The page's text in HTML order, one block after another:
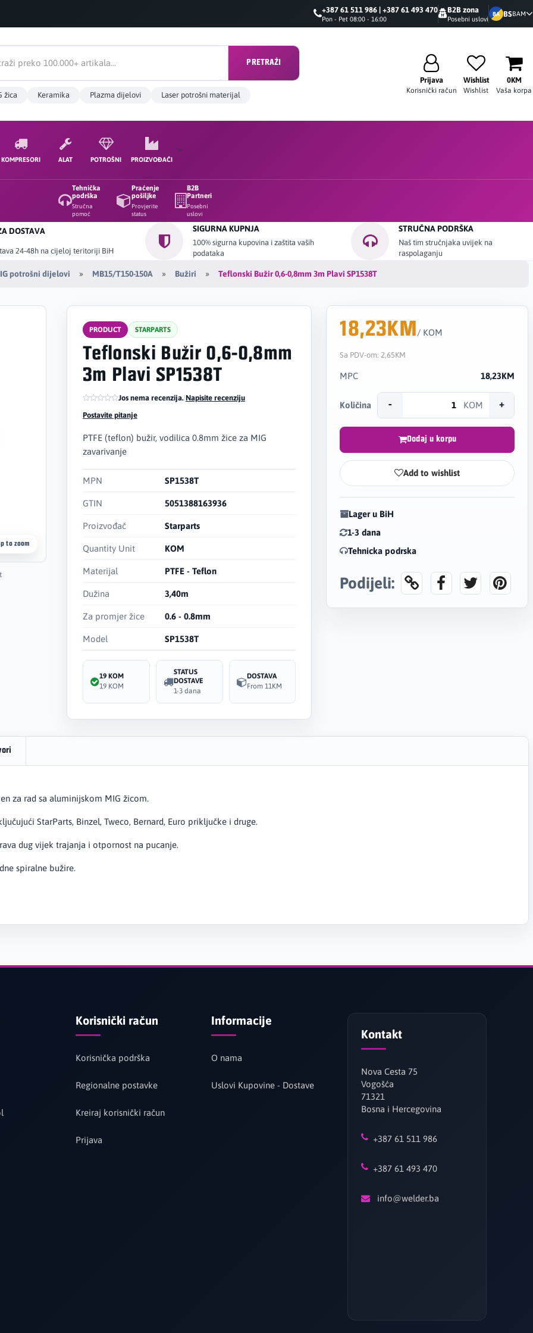
+387 61 511 986 | +387 61 493 470
Pon - Pet 08:00 - 16:00
B2B zona
Posebni uslovi
BA BSBAM
PRETRAŽI
žica Keramika Plazma dijelovi Laser potrošni materijal
Prijava
Korisnički račun
Wishlist
Wishlist
0KM
Vaša korpa
KOMPRESORI ALAT POTROŠNI PROIZVOĐAČI
Tehnička
podrška
Stručna
pomoć
Praćenje
pošiljke
Provjerite
status
B2B
Partneri
Posebni
uslovi
DOSTAVA
24-48h na cijeloj teritoriji BiH
SIGURNA KUPNJA
100% sigurna kupovina i zaštita vaših
podataka
STRUČNA PODRŠKA
Naš tim stručnjaka uvijek na
raspolaganju
potrošni dijelovi MB15/T150-150A Bužiri Teflonski Bužir 0,6-0,8mm 3m Plavi SP1538T
to zoom
PRODUCT STARPARTS
Teflonski Bužir 0,6-0,8mm
3m Plavi SP1538T
Jos nema recenzija.|Napisite recenziju
Postavite pitanje
PTFE (teflon) bužir, vodilica 0.8mm žice za MIG
zavarivanje
MPN SP1538T
GTIN 5051388163936
Proizvođač Starparts
Quantity Unit KOM
Materijal PTFE - Teflon
Dužina 3,40m
Za promjer žice 0.6 - 0.8mm
Model SP1538T
19 KOM
19 KOM
STATUS
DOSTAVE
1-3 dana
DOSTAVA
From 11KM
18,23KM/ KOM
Sa PDV-om: 2,65KM
MPC 18,23KM
Količina - KOM +
Dodaj u korpu
Add to wishlist
Lager u BiH
1-3 dana
Tehnicka podrska
Podijeli:
za rad sa aluminijskom MIG žicom.
StarParts, Binzel, Tweco, Bernard, Euro priključke i druge.
dug vijek trajanja i otpornost na pucanje.
spiralne bužire.
Korisnički račun
Korisnička podrška
Regionalne postavke
Kreiraj korisnički račun
Prijava
Informacije
O nama
Uslovi Kupovine - Dostave
Kontakt
Nova Cesta 75
Vogošća
71321
Bosna i Hercegovina
+387 61 511 986
+387 61 493 470
info@welder.ba